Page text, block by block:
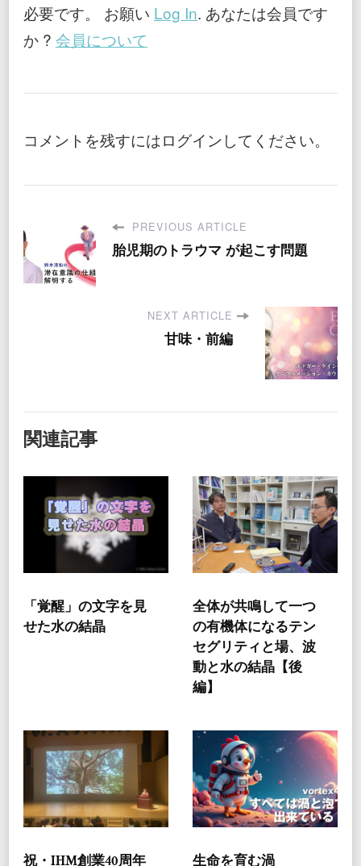
必要です。 お願い Log In. あなたは会員です
か ? 会員について
コメントを残すにはログインしてください。
PREVIOUS ARTICLE
胎児期のトラウマ が起こす問題
NEXT ARTICLE
甘味・前編
関連記事
「覚醒」の文字を見
せた水の結晶
全体が共鳴して一つ
の有機体になるテン
セグリティと場、波
動と水の結晶【後
編】
祝・IHM創業40周年 生命を育む渦